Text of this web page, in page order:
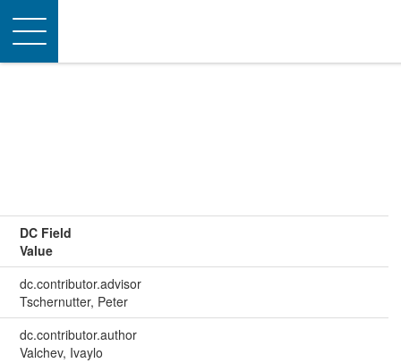
Toggle
navigation
DC Field
Value
dc.contributor.advisor
Tschernutter, Peter
dc.contributor.author
Valchev, Ivaylo